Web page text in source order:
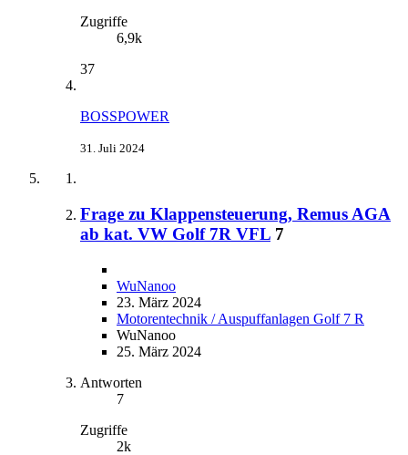
Zugriffe
6,9k
37
BOSSPOWER
31. Juli 2024
Frage zu Klappensteuerung, Remus AGA
ab kat. VW Golf 7R VFL 7
WuNanoo
23. März 2024
Motorentechnik / Auspuffanlagen Golf 7 R
WuNanoo
25. März 2024
Antworten
7
Zugriffe
2k